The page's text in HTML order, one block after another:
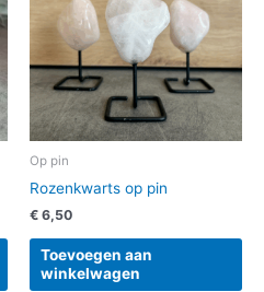
Op pin
Rozenkwarts op pin
€ 6,50
Toevoegen aan
winkelwagen